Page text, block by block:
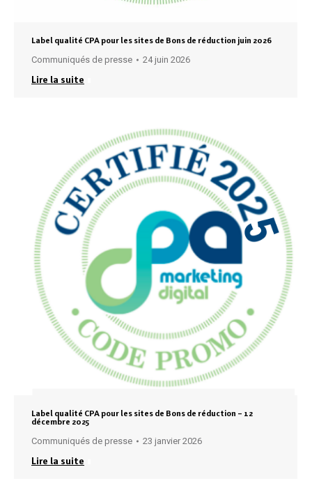
Label qualité CPA pour les sites de Bons de réduction juin 2026
Communiqués de presse 24 juin 2026
Lire la suite
Label qualité CPA pour les sites de Bons de réduction – 12
décembre 2025
Communiqués de presse 23 janvier 2026
Lire la suite